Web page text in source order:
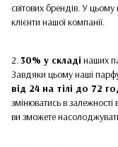
світових брендів. У
клієнти нашої компанії.
2. 30% у складі наших
Завдяки цьому наші
від 24 на тілі до 72
змінюватись в
ви зможете